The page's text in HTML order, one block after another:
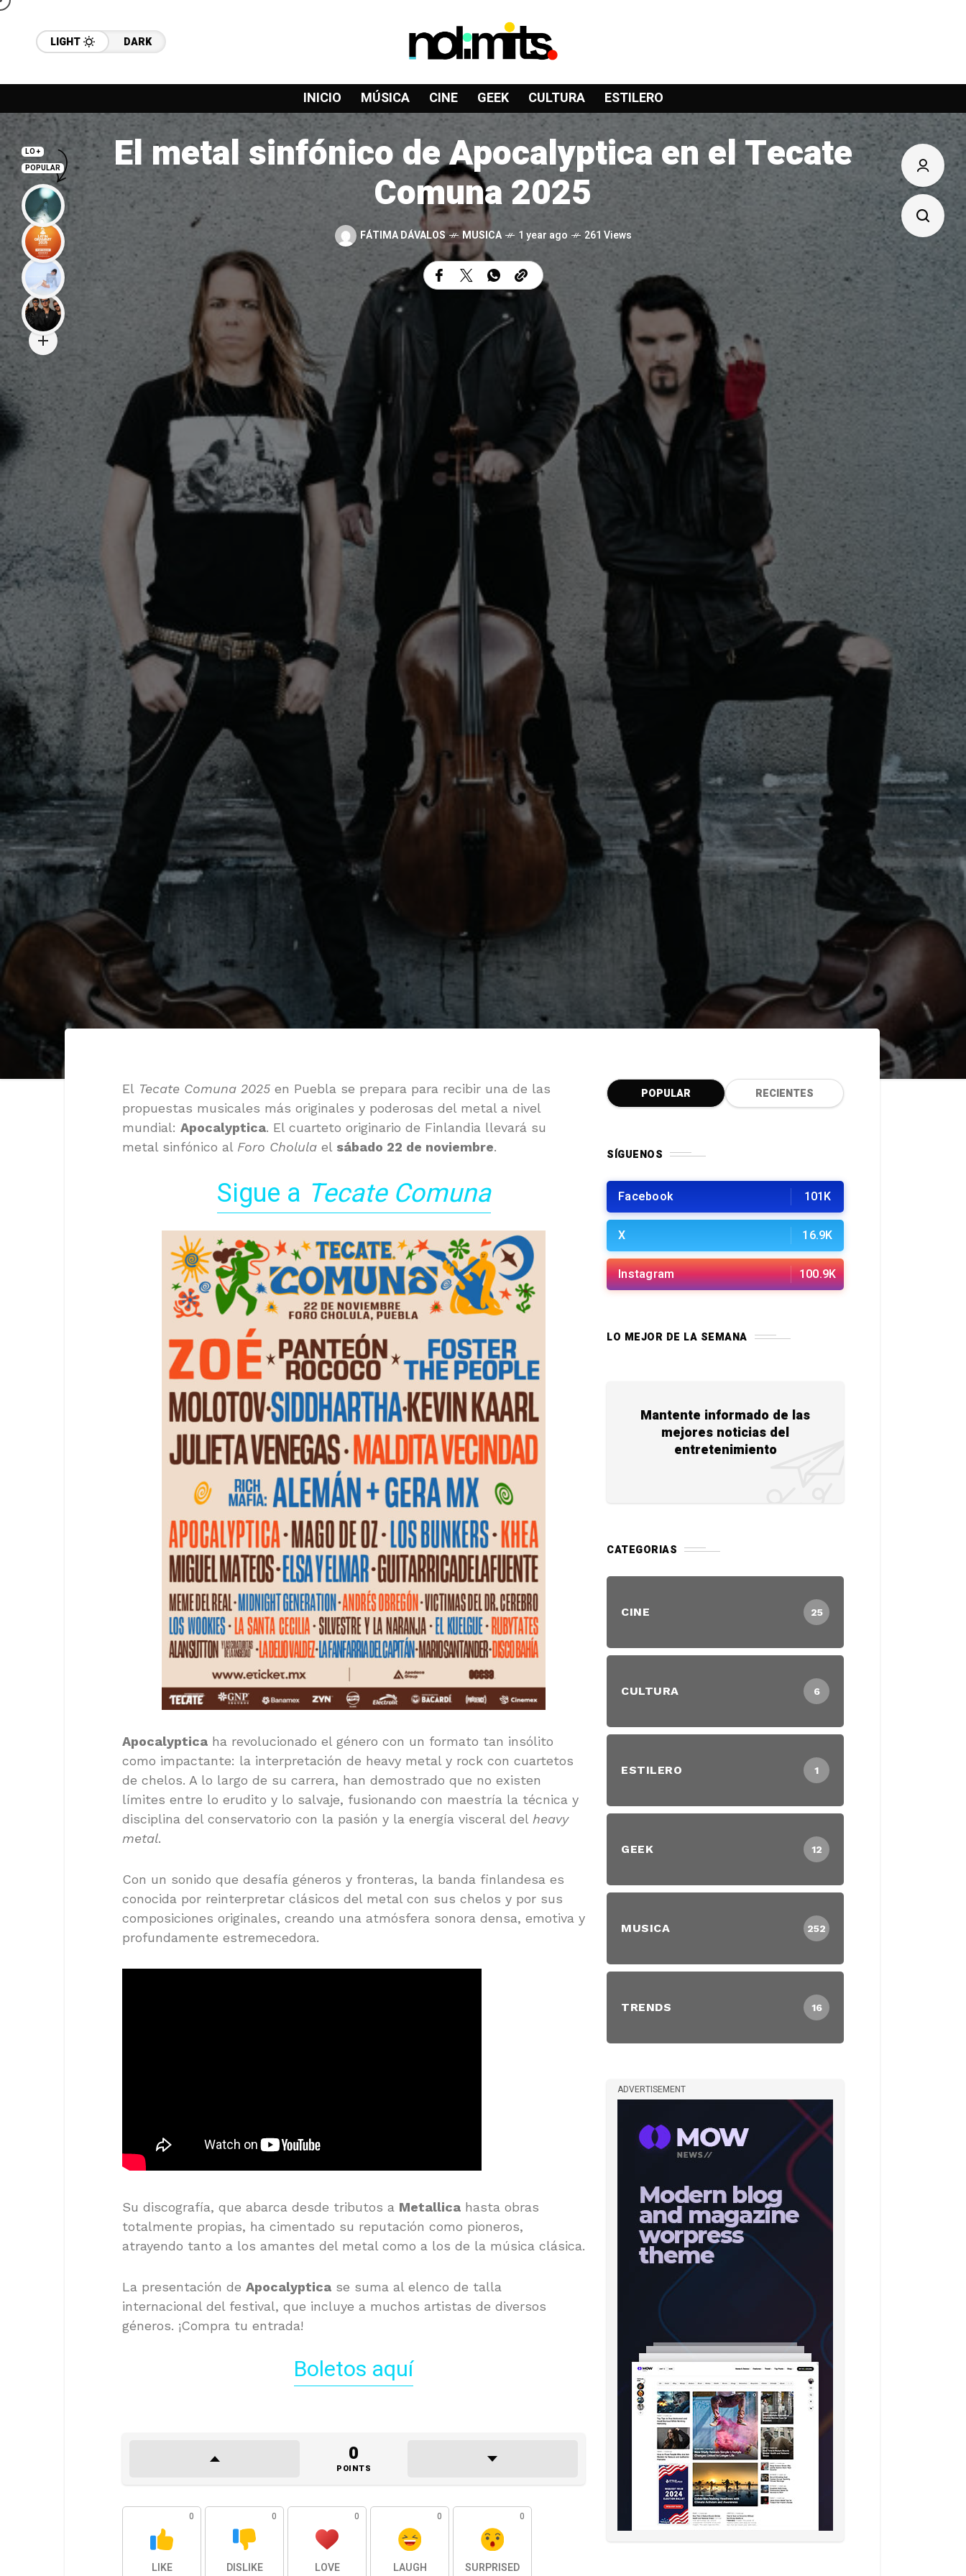
LIGHT DARK
INICIO MÚSICA CINE GEEK CULTURA ESTILERO
El metal sinfónico de Apocalyptica en el Tecate
Comuna 2025
FÁTIMA DÁVALOS MUSICA 1 year ago 261 Views
El Tecate Comuna 2025 en Puebla se prepara para recibir una de las
propuestas musicales más originales y poderosas del metal a nivel
mundial: Apocalyptica. El cuarteto originario de Finlandia llevará su
metal sinfónico al Foro Cholula el sábado 22 de noviembre.
Sigue a Tecate Comuna
Apocalyptica ha revolucionado el género con un formato tan insólito
como impactante: la interpretación de heavy metal y rock con cuartetos
de chelos. A lo largo de su carrera, han demostrado que no existen
límites entre lo erudito y lo salvaje, fusionando con maestría la técnica y
disciplina del conservatorio con la pasión y la energía visceral del heavy
metal.
Con un sonido que desafía géneros y fronteras, la banda finlandesa es
conocida por reinterpretar clásicos del metal con sus chelos y por sus
composiciones originales, creando una atmósfera sonora densa, emotiva y
profundamente estremecedora.
Su discografía, que abarca desde tributos a Metallica hasta obras
totalmente propias, ha cimentado su reputación como pioneros,
atrayendo tanto a los amantes del metal como a los de la música clásica.
La presentación de Apocalyptica se suma al elenco de talla
internacional del festival, que incluye a muchos artistas de diversos
géneros. ¡Compra tu entrada!
Boletos aquí
0
POINTS
0
LIKE
0
DISLIKE
0
LOVE
0
LAUGH
0
SURPRISED
POPULAR RECIENTES
SÍGUENOS
Facebook 101K
X 16.9K
Instagram 100.9K
LO MEJOR DE LA SEMANA
Mantente informado de las
mejores noticias del
entretenimiento
CATEGORIAS
CINE 25
CULTURA 6
ESTILERO 1
GEEK 12
MUSICA 252
TRENDS 16
ADVERTISEMENT
LO +
POPULAR